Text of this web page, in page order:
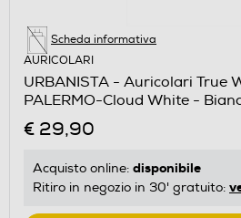
Scheda informativa
AURICOLARI
URBANISTA - Auricolari True
PALERMO-Cloud White -
€ 29,90
Acquisto online: disponibile
Ritiro in negozio in 30' gratuito: